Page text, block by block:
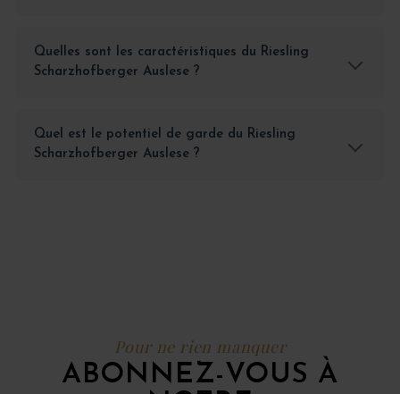
Quelles sont les caractéristiques du Riesling
Scharzhofberger Auslese ?
Quel est le potentiel de garde du Riesling
Scharzhofberger Auslese ?
Pour ne rien manquer
ABONNEZ-VOUS À